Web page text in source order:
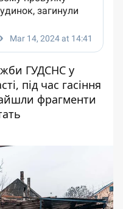
ГУДСНС у
під час гасіння
фрагменти